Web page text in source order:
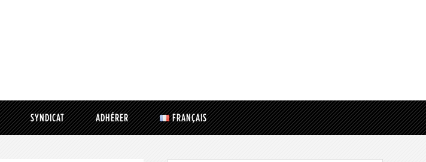
SYNDICAT ADHÉRER FRANÇAIS